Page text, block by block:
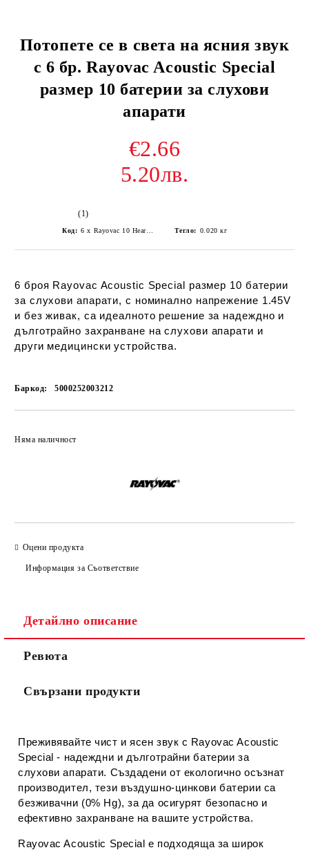
Потопете се в света на ясния звук
с 6 бр. Rayovac Acoustic Special
размер 10 батерии за слухови
апарати
€2.66
5.20лв.
(1)
Код: 6 x Rayovac 10 Hearing aid Batteries Тегло: 0.020 кг
6 броя Rayovac Acoustic Special размер 10 батерии
за слухови апарати, с номинално напрежение 1.45V
и без живак, са идеалното решение за надеждно и
дълготрайно захранване на слухови апарати и
други медицински устройства.
Баркод: 5000252003212
Няма наличност
Оцени продукта
Информация за Съответствие
Детайлно описание
Ревюта
Свързани продукти
Преживявайте чист и ясен звук с Rayovac Acoustic
Special - надеждни и дълготрайни батерии за
слухови апарати. Създадени от екологично осъзнат
производител, тези въздушно-цинкови батерии са
безживачни (0% Hg), за да осигурят безопасно и
ефективно захранване на вашите устройства.
Rayovac Acoustic Special е подходяща за широк